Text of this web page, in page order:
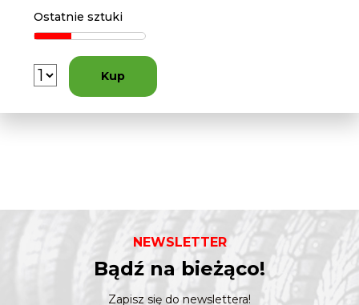
Ostatnie sztuki
Kup
NEWSLETTER
Bądź na bieżąco!
Zapisz się do newslettera!